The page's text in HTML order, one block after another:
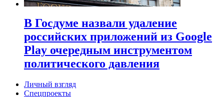
В Госдуме назвали удаление
российских приложений из Google
Play очередным инструментом
политического давления
Личный взгляд
Спецпроекты